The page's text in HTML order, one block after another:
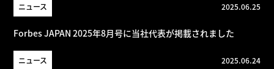
ニュース 2025.06.25
Forbes JAPAN 2025年8月号に当社代表が掲載されました
ニュース 2025.06.24